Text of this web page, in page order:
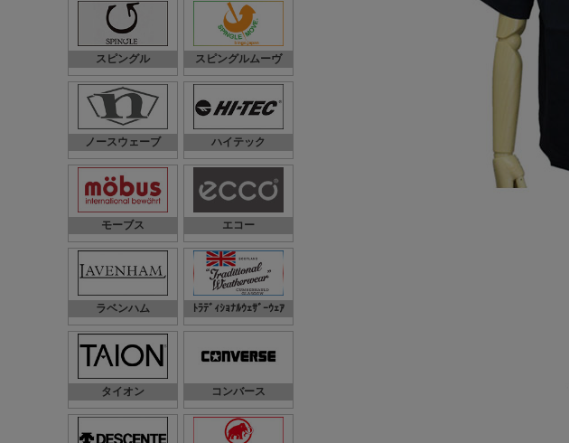
スピングル スピングルムーヴ
ノースウェーブ ハイテック
モーブス エコー
ラベンハム ﾄﾗﾃﾞｨｼｮﾅﾙｳｪｻﾞｰｳｪｱ
タイオン コンバース